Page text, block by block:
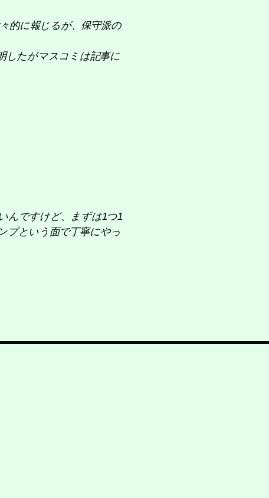
的に報じるが、保守派の
したがマスコミは記事に
んですけど、まずは1つ1
プという面で丁寧にやっ